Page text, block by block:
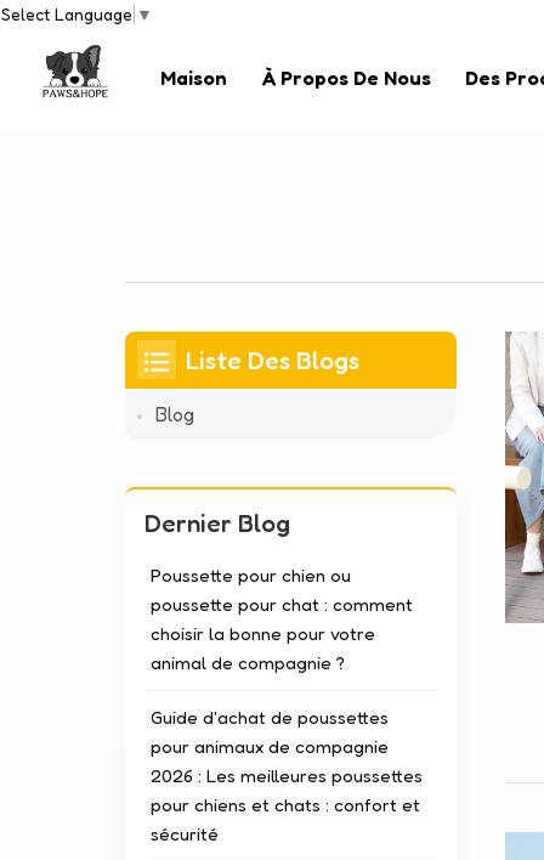
Select Language ▼
Maison À Propos De Nous Des
Liste Des Blogs
Blog
Dernier Blog
Poussette pour chien ou
poussette pour chat : comment
choisir la bonne pour votre
animal de compagnie ?
Guide d'achat de poussettes
pour animaux de compagnie
2026 : Les meilleures poussettes
pour chiens et chats : confort et
sécurité